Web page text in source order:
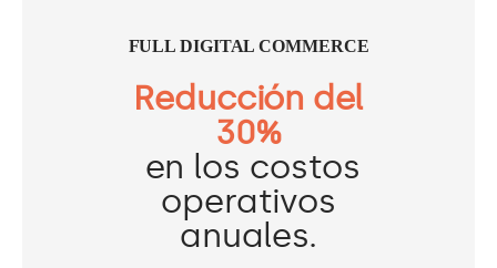
FULL DIGITAL COMMERCE
Reducción del
30%
en los costos
operativos
anuales.